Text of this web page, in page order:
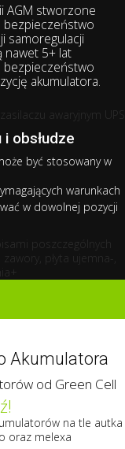
AGM stworzone
bezpieczeństwo
samoregulacji
nawet 5+ lat
bezpieczeństwo
akumulatora.
obsłudze
być stosowany w
warunkach
w dowolnej pozycji
Akumulatora
od Green Cell